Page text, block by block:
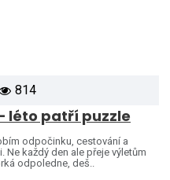
814
léto patří puzzle
odpočinku, cestování a
každý den ale přeje výletům
odpoledne, deš..